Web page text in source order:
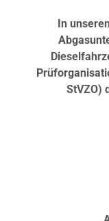
In
StVZO)